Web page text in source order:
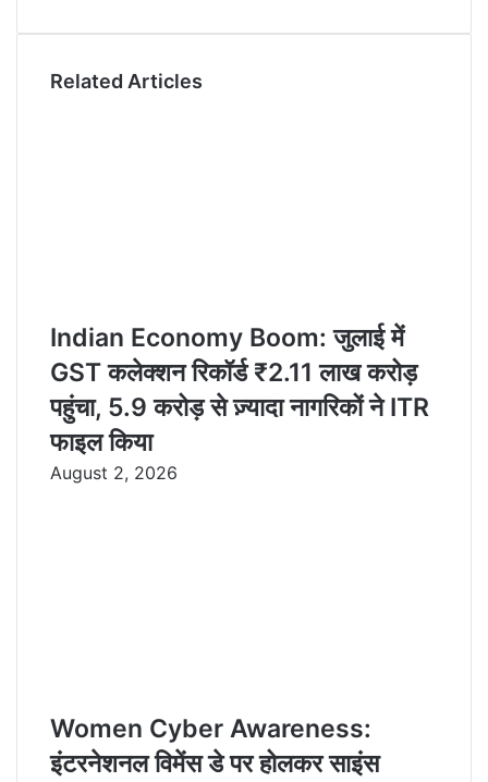
m
i
Related Articles
Indian Economy Boom: जुलाई में
GST कलेक्शन रिकॉर्ड ₹2.11 लाख करोड़
पहुंचा, 5.9 करोड़ से ज़्यादा नागरिकों ने ITR
फाइल किया
August 2, 2026
Women Cyber Awareness:
इंटरनेशनल विमेंस डे पर होलकर साइंस